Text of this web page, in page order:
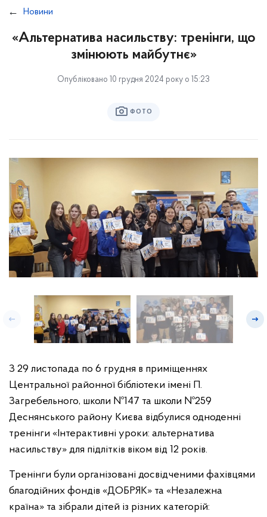
Новини
«Альтернатива насильству: тренінги, що
змінюють майбутнє»
Опубліковано 10 грудня 2024 року о 15:23
ФОТО
З 29 листопада по 6 грудня в приміщеннях
Центральної районної бібліотеки імені П.
Загребельного, школи №147 та школи №259
Деснянського району Києва відбулися одноденні
тренінги «Інтерактивні уроки: альтернатива
насильству» для підлітків віком від 12 років.
Тренінги були організовані досвідченими фахівцями
благодійних фондів «ДОБРЯК» та «Незалежна
країна» та зібрали дітей із різних категорій: